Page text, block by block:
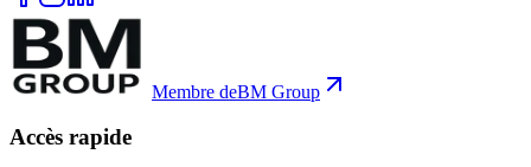
Membre deBM Group
Accès rapide